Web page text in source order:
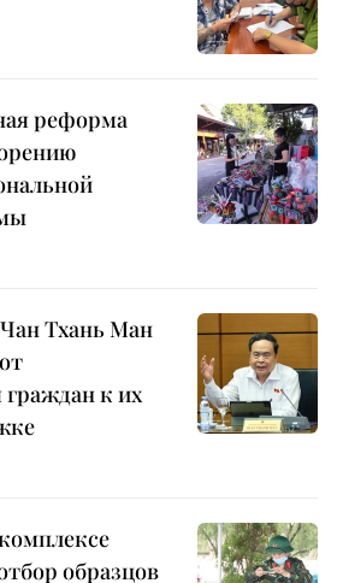
реформа
Тхань Ман
к их
образцов